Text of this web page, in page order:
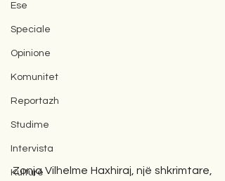
Ese
Speciale
Opinione
Komunitet
Reportazh
Studime
Intervista
Kulturë
Zonja Vilhelme Haxhiraj, një shkrimtare,